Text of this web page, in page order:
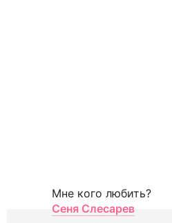
Мне кого любить?
Сеня Слесарев